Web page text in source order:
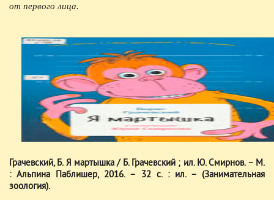
от первого лица.
Грачевский, Б. Я мартышка / Б. Грачевский ; ил. Ю. Смирнов. – М.
: Альпина Паблишер, 2016. – 32 с. : ил. – (Занимательная
зоология).